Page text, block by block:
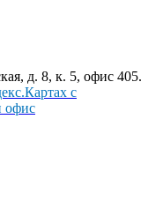
д. 8, к. 5, офис 405.
с
офис